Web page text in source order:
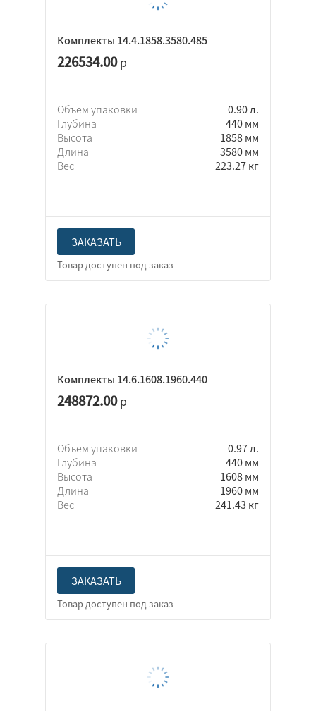
Комплекты 14.4.1858.3580.485
226534.00р
Объем упаковки
0.90 л.
Глубина
440 мм
Высота
1858 мм
Длина
3580 мм
Вес
223.27 кг
ЗАКАЗАТЬ
Комплекты 14.6.1608.1960.440
248872.00р
Объем упаковки
0.97 л.
Глубина
440 мм
Высота
1608 мм
Длина
1960 мм
Вес
241.43 кг
ЗАКАЗАТЬ